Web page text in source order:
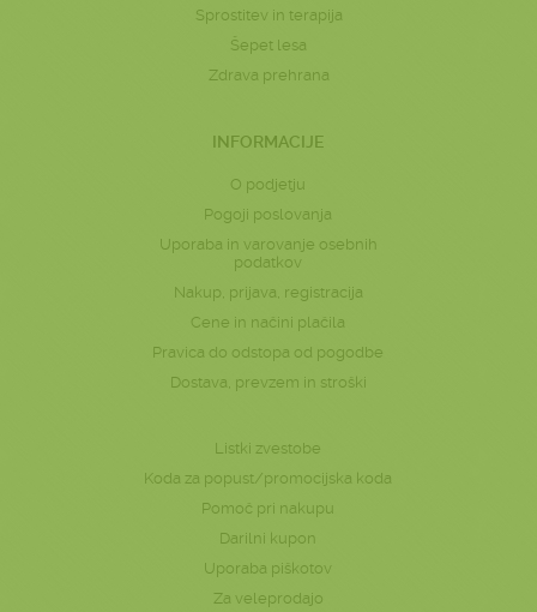
Sprostitev in terapija
Šepet lesa
Zdrava prehrana
INFORMACIJE
O podjetju
Pogoji poslovanja
Uporaba in varovanje osebnih
podatkov
Nakup, prijava, registracija
Cene in načini plačila
Pravica do odstopa od pogodbe
Dostava, prevzem in stroški
Listki zvestobe
Koda za popust/promocijska koda
Pomoč pri nakupu
Darilni kupon
Uporaba piškotov
Za veleprodajo